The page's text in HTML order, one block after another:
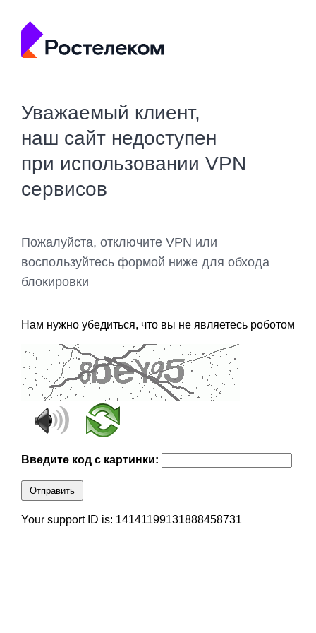
Уважаемый клиент,
наш сайт недоступен
при использовании VPN
сервисов
Пожалуйста, отключите VPN или
воспользуйтесь формой ниже для обхода
блокировки
Нам нужно убедиться, что вы не являетесь роботом
Введите код с картинки:
Отправить
Your support ID is: 14141199131888458731